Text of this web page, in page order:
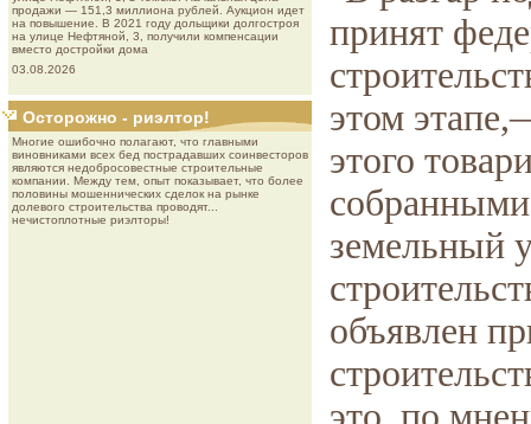
продажи — 151,3 миллиона рублей. Аукцион идет
на повышение. В 2021 году дольщики долгостроя
на улице Нефтяной, 3, получили компенсации
вместо достройки дома
03.08.2026
Осторожно - риэлтор!
Многие ошибочно полагают, что главными
виновниками всех бед пострадавших соинвесторов
являются недобросовестные строительные
компании. Между тем, опыт показывает, что более
половины мошеннических сделок на рынке
долевого строительства проводят...
нечистоплотные риэлторы!
принят
этом
этого
земельный
объявлен